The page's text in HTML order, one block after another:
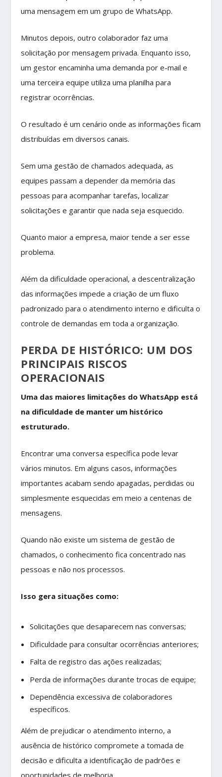
uma mensagem em um grupo de WhatsApp.
Minutos depois, outro colaborador faz uma
solicitação por mensagem privada. Enquanto isso,
um gestor encaminha uma demanda por e-mail e
uma terceira equipe utiliza uma planilha para
registrar ocorrências.
O resultado é um cenário onde as informações ficam
distribuídas em diversos canais.
Sem uma gestão de chamados adequada, as
equipes passam a depender da memória das
pessoas para acompanhar tarefas, localizar
solicitações e garantir que nada seja esquecido.
Quanto maior a empresa, maior tende a ser esse
problema.
Além da dificuldade operacional, a descentralização
das informações impede a criação de um fluxo
padronizado para o atendimento interno e dificulta o
controle de demandas em toda a organização.
PERDA DE HISTÓRICO: UM DOS
PRINCIPAIS RISCOS
OPERACIONAIS
Uma das maiores limitações do WhatsApp está
na dificuldade de manter um histórico
estruturado.
Encontrar uma conversa específica pode levar
vários minutos. Em alguns casos, informações
importantes acabam sendo apagadas, perdidas ou
simplesmente esquecidas em meio a centenas de
mensagens.
Quando não existe um sistema de gestão de
chamados, o conhecimento fica concentrado nas
pessoas e não nos processos.
Isso gera situações como:
Solicitações que desaparecem nas conversas;
Dificuldade para consultar ocorrências anteriores;
Falta de registro das ações realizadas;
Perda de informações durante trocas de equipe;
Dependência excessiva de colaboradores
específicos.
Além de prejudicar o atendimento interno, a
ausência de histórico compromete a tomada de
decisão e dificulta a identificação de padrões e